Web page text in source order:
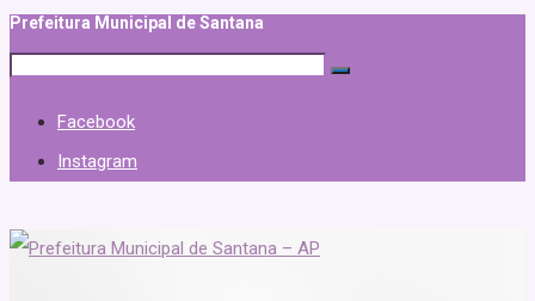
Prefeitura Municipal de Santana
Facebook
Instagram